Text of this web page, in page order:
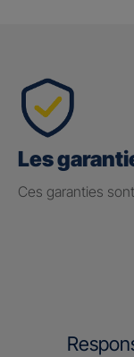
Les
Ces garanties